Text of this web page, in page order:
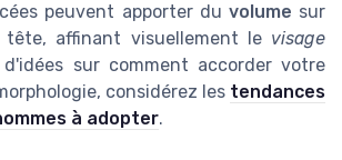
peuvent apporter du volume sur
tête, affinant visuellement le visage
sur comment accorder votre
considérez les tendances
à adopter.